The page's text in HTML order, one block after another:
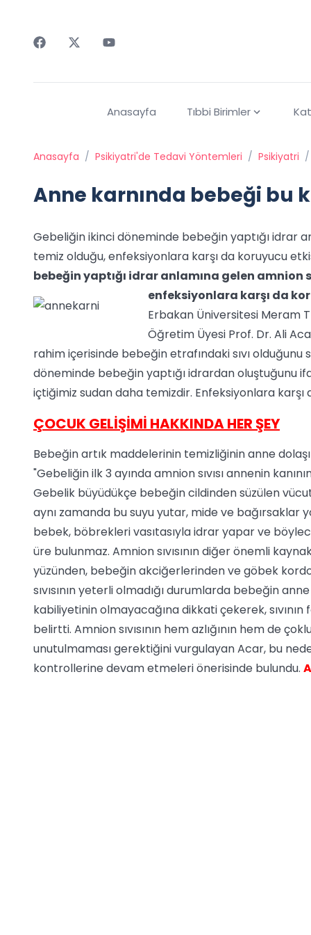
Anasayfa Tıbbi Birimler
Anasayfa / Psikiyatri'de Tedavi Yöntemleri / Psikiyatri /
Anne karnında bebeği bu
Gebeliğin ikinci döneminde bebeğin yaptığı idrar
temiz olduğu, enfeksiyonlara karşı da koruyucu
bebeğin yaptığı idrar anlamına gelen amnion
enfeksiyonlara karşı da
Erbakan Üniversitesi Meram
Öğretim Üyesi Prof. Dr. Ali
rahim içerisinde bebeğin etrafındaki sıvı olduğunu
döneminde bebeğin yaptığı idrardan oluştuğunu
içtiğimiz sudan daha temizdir. Enfeksiyonlara karşı
ÇOCUK GELİŞİMİ HAKKINDA HER ŞEY
Bebeğin artık maddelerinin temizliğinin anne
"Gebeliğin ilk 3 ayında amnion sıvısı annenin
Gebelik büyüdükçe bebeğin cildinden süzülen
aynı zamanda bu suyu yutar, mide ve bağırsaklar
bebek, böbrekleri vasıtasıyla idrar yapar ve
üre bulunmaz. Amnion sıvısının diğer önemli
yüzünden, bebeğin akciğerlerinden ve göbek
sıvısının yeterli olmadığı durumlarda bebeğin
kabiliyetinin olmayacağına dikkati çekerek,
belirtti. Amnion sıvısının hem azlığının hem de
unutulmaması gerektiğini vurgulayan Acar, bu
kontrollerine devam etmeleri önerisinde bulundu.